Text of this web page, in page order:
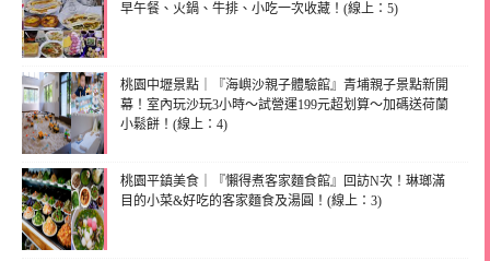
早午餐、火鍋、牛排、小吃一次收藏！(線上：5)
桃園中壢景點｜『海嶼沙親子體驗館』青埔親子景點新開
幕！室內玩沙玩3小時～試營運199元超划算～加碼送荷蘭
小鬆餅！(線上：4)
桃園平鎮美食｜『懶得煮客家麵食館』回訪N次！琳瑯滿
目的小菜&好吃的客家麵食及湯圓！(線上：3)